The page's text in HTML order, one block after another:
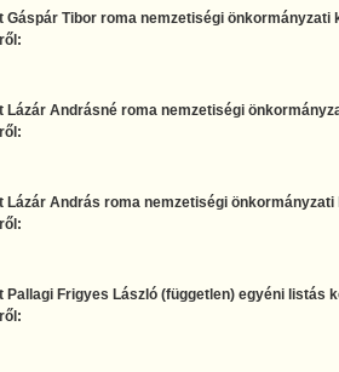
Gáspár Tibor roma nemzetiségi önkormányzati
Lázár Andrásné roma nemzetiségi
Lázár András roma nemzetiségi
Pallagi Frigyes László (független) egyéni listás